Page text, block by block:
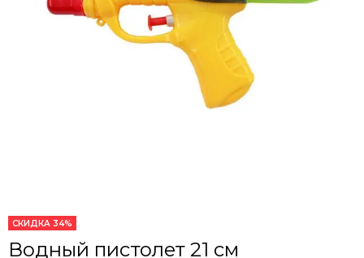
СКИДКА 34%
Водный пистолет 21 см